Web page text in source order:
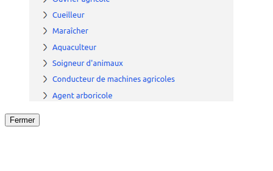
Fermer